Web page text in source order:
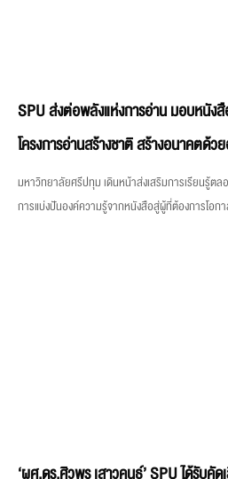
SPU ส่งต่อพลังแห่งการอ่าน มอบหนัง
โครงการอ่านสร้างชาติ สร้างอนาคตด้ว
มหาวิทยาลัยศรีปทุม เดินหน้าส่งเสริมการเรียนรู้ต
การแบ่งปันองค์ความรู้จากหนังสือสู่ผู้ที่ต้องการโอก
‘ผศ.ดร.ศิวพร เสาวคนธ์’ SPU ได้รับคั